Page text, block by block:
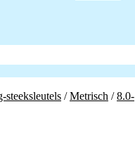
steeksleutels /Metrisch /8.0-